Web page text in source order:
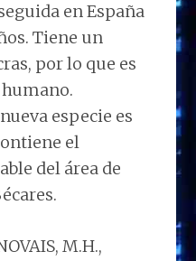
en España
Tiene un
por lo que es
especie es
el
del área de
M.H.,